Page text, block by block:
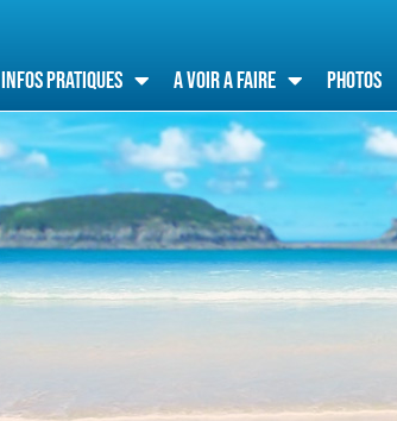
Infos pratiques A voir a faire Photos